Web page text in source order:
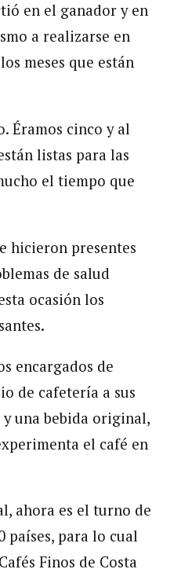
en el ganador y en
a realizarse en
meses que están
Éramos cinco y al
listas para las
el tiempo que
hicieron presentes
de salud
ocasión los
encargados de
de cafetería a sus
una bebida original,
el café en
ahora es el turno de
países, para lo cual
Finos de Costa